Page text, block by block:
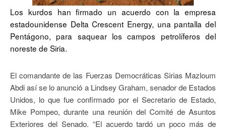
Los kurdos han firmado un acuerdo con la empresa
estadounidense Delta Crescent Energy, una pantalla del
Pentágono, para saquear los campos petrolíferos del
noreste de Siria.
El comandante de las Fuerzas Democráticas Sirias Mazloum
Abdi así se lo anunció a Lindsey Graham, senador de Estados
Unidos, lo que fue confirmado por el Secretario de Estado,
Mike Pompeo, durante una reunión del Comité de Asuntos
Exteriores del Senado. “El acuerdo tardó un poco más de